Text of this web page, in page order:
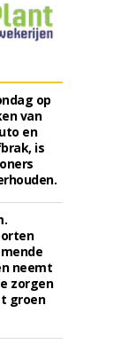
op
van
en
is
neemt
zorgen
groen